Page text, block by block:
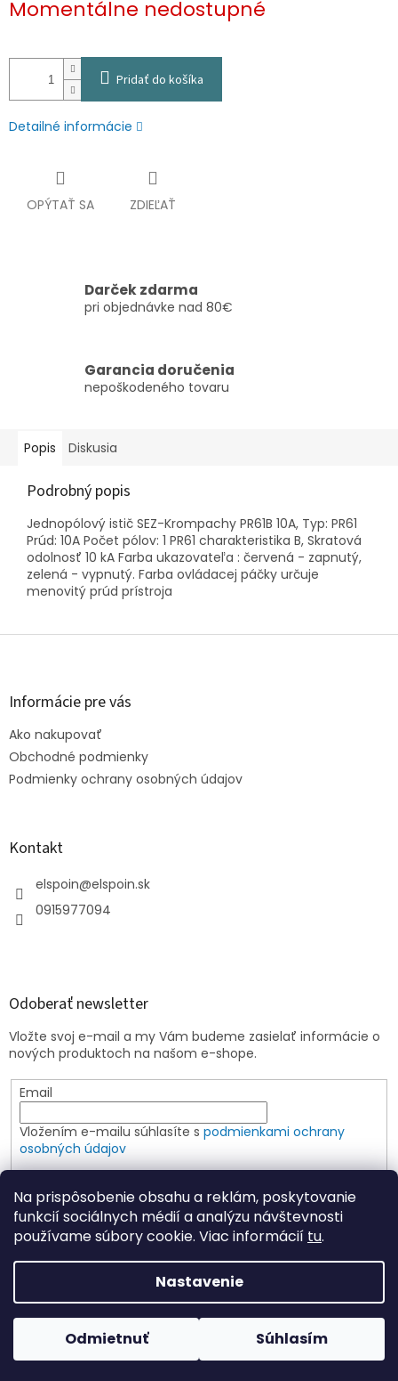
Na prispôsobenie obsahu a reklám, poskytovanie
funkcií sociálnych médií a analýzu návštevnosti
používame súbory cookie. Viac informácií tu.
Nastavenie
Odmietnuť Súhlasím
cena:
Momentálne nedostupné
Pridať do košíka
Detailné informácie
OPÝTAŤ SA ZDIEĽAŤ
Darček zdarma
pri objednávke nad 80€
Garancia doručenia
nepoškodeného tovaru
Popis Diskusia
Podrobný popis
Jednopólový istič SEZ-Krompachy PR61B 10A, Typ: PR61
Prúd: 10A Počet pólov: 1 PR61 charakteristika B, Skratová
odolnosť 10 kA Farba ukazovateľa : červená - zapnutý,
zelená - vypnutý. Farba ovládacej páčky určuje
menovitý prúd prístroja
Z
Informácie pre vás
Ako nakupovať
Obchodné podmienky
Podmienky ochrany osobných údajov
Kontakt
elspoin@elspoin.sk
0915977094
Odoberať newsletter
Vložte svoj e-mail a my Vám budeme zasielať informácie o
nových produktoch na našom e-shope.
Email
Vložením e-mailu súhlasíte s podmienkami ochrany
osobných údajov
PRIHLÁSIŤ SA
Copyright 2026Elspoin. Všetky práva vyhradené.Upraviť
nastavenie cookies